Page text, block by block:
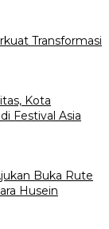
Transformasi
Kota
Festival Asia
Buka Rute
Husein